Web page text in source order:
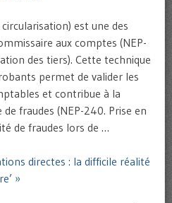
est une des
aux comptes (NEP-
des tiers). Cette technique
permet de valider les
et contribue à la
fraudes (NEP-240. Prise en
de fraudes lors de …
directes : la difficile réalité
»